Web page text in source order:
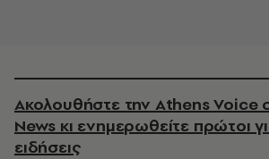
Ακολουθήστε την Athens Voice
News κι ενημερωθείτε πρώτοι
ειδήσεις